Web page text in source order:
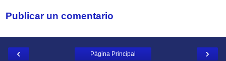
Publicar un comentario
‹ ›
Página Principal